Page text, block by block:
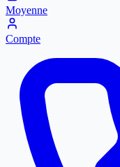
Moyenne
Compte